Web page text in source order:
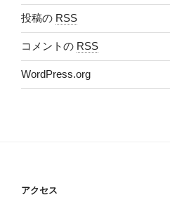
投稿の RSS
コメントの RSS
WordPress.org
アクセス